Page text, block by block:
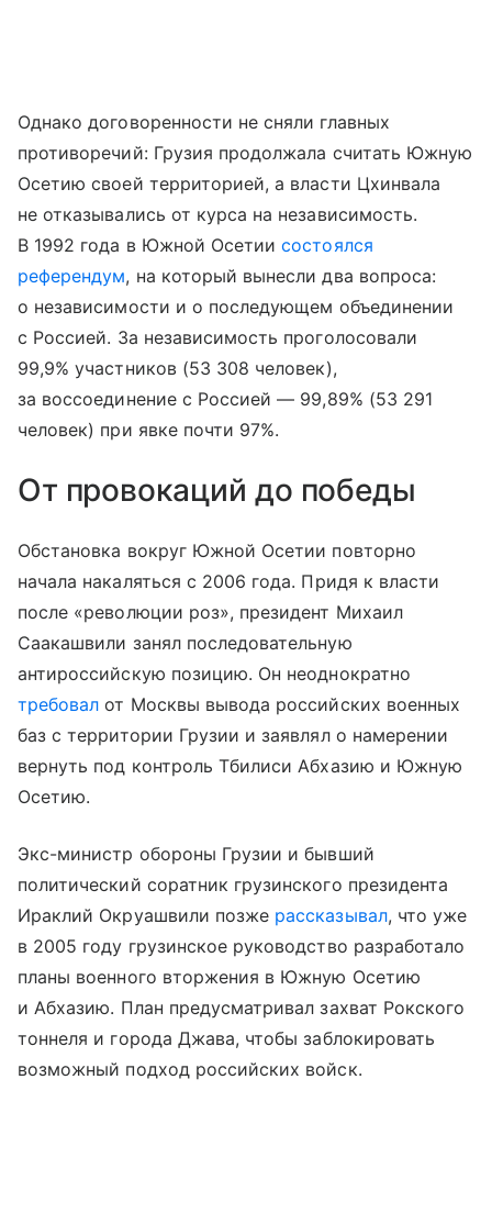
Однако договоренности не сняли главных
противоречий: Грузия продолжала считать Южную
Осетию своей территорией, а власти Цхинвала
не отказывались от курса на независимость.
В 1992 года в Южной Осетиисостоялся
референдум, на который вынесли два вопроса:
о независимости и о последующем объединении
с Россией. За независимость проголосовали
99,9% участников (53 308 человек),
за воссоединение с Россией — 99,89% (53 291
человек) при явке почти 97%.
От провокаций до победы
Обстановка вокруг Южной Осетии повторно
начала накаляться с 2006 года. Придя к власти
после «революции роз», президент Михаил
Саакашвили занял последовательную
антироссийскую позицию. Он неоднократно
требовал от Москвы вывода российских военных
баз с территории Грузии и заявлял о намерении
вернуть под контроль Тбилиси Абхазию и Южную
Осетию.
Экс-министр обороны Грузии и бывший
политический соратник грузинского президента
Ираклий Окруашвили позже рассказывал, что уже
в 2005 году грузинское руководство разработало
планы военного вторжения в Южную Осетию
и Абхазию. План предусматривал захват Рокского
тоннеля и города Джава, чтобы заблокировать
возможный подход российских войск.